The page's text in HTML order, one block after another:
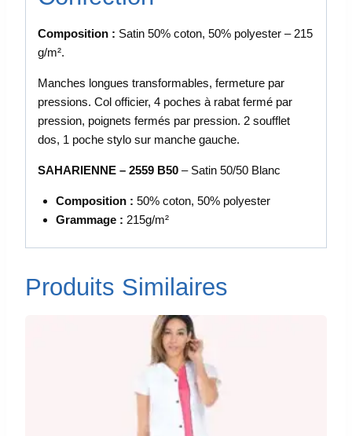
Composition : Satin 50% coton, 50% polyester – 215
g/m².
Manches longues transformables, fermeture par
pressions. Col officier, 4 poches à rabat fermé par
pression, poignets fermés par pression. 2 soufflet
dos, 1 poche stylo sur manche gauche.
SAHARIENNE – 2559 B50 – Satin 50/50 Blanc
Composition : 50% coton, 50% polyester
Grammage : 215g/m²
Produits Similaires